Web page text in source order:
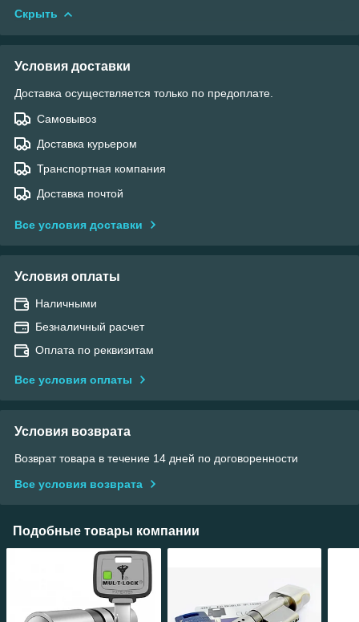
Скрыть
Условия доставки
Доставка осуществляется только по предоплате.
Самовывоз
Доставка курьером
Транспортная компания
Доставка почтой
Все условия доставки
Условия оплаты
Наличными
Безналичный расчет
Оплата по реквизитам
Все условия оплаты
Условия возврата
Возврат товара в течение 14 дней по договоренности
Все условия возврата
Подобные товары компании